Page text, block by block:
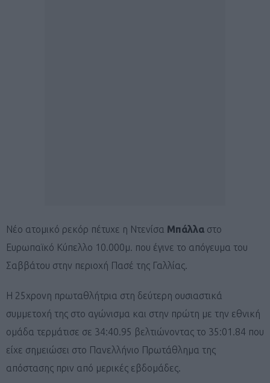
Νέο ατομικό ρεκόρ πέτυχε η Ντενίσα Μπάλλα στο
Ευρωπαϊκό Κύπελλο 10.000μ. που έγινε το απόγευμα του
Σαββάτου στην περιοχή Πασέ της Γαλλίας.
Η 25χρονη πρωταθλήτρια στη δεύτερη ουσιαστικά
συμμετοχή της στο αγώνισμα και στην πρώτη με την εθνική
ομάδα τερμάτισε σε 34:40.95 βελτιώνοντας το 35:01.84 που
είχε σημειώσει στο Πανελλήνιο Πρωτάθλημα της
απόστασης πριν από μερικές εβδομάδες.